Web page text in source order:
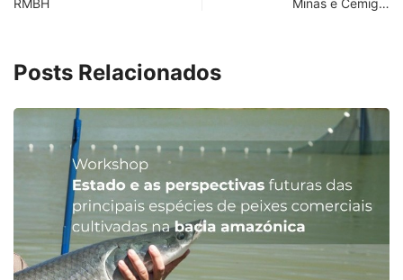
Posts Relacionados